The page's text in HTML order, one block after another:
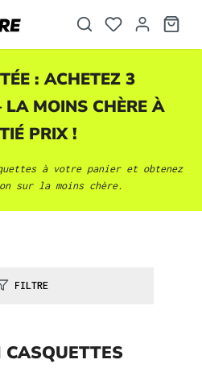
: ACHETEZ 3
LA MOINS CHÈRE À
PRIX !
à votre panier et obtenez
sur la moins chère.
FILTRE